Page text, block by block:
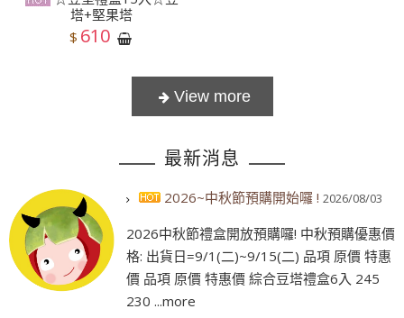
塔+堅果塔
$ 610
最新消息
2026~中秋節預購開始囉 ! 2026/08/03
2026中秋節禮盒開放預購囉! 中秋預購優惠價
格: 出貨日=9/1(二)~9/15(二) 品項 原價 特惠
價 品項 原價 特惠價 綜合豆塔禮盒6入 245
230 ...more